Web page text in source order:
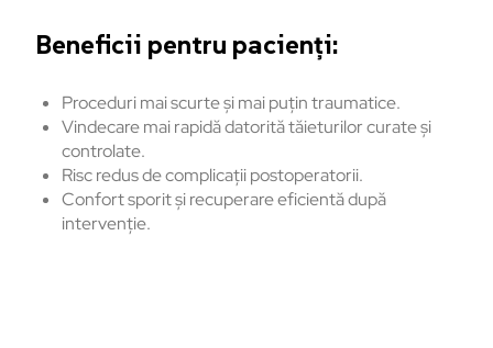
Beneficii pentru pacienți:
Proceduri mai scurte și mai puțin traumatice.
Vindecare mai rapidă datorită tăieturilor curate și
controlate.
Risc redus de complicații postoperatorii.
Confort sporit și recuperare eficientă după
intervenție.